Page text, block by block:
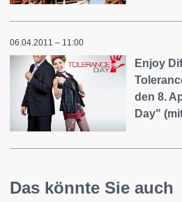
06.04.2011 – 11:00
Enjoy
den 8.
Day"
Das könnte Sie auch